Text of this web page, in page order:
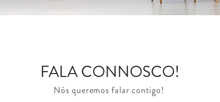
FALA CONNOSCO!
Nós queremos falar contigo!